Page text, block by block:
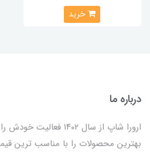
خرید
درباره ما
ارورا شاپ از سال ۱۴۰۲
بهترین محصولات را با مناسب ترین